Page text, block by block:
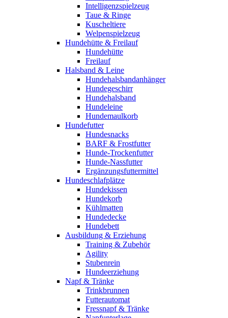
Intelligenzspielzeug
Taue & Ringe
Kuscheltiere
Welpenspielzeug
Hundehütte & Freilauf
Hundehütte
Freilauf
Halsband & Leine
Hundehalsbandanhänger
Hundegeschirr
Hundehalsband
Hundeleine
Hundemaulkorb
Hundefutter
Hundesnacks
BARF & Frostfutter
Hunde-Trockenfutter
Hunde-Nassfutter
Ergänzungsfuttermittel
Hundeschlafplätze
Hundekissen
Hundekorb
Kühlmatten
Hundedecke
Hundebett
Ausbildung & Erziehung
Training & Zubehör
Agility
Stubenrein
Hundeerziehung
Napf & Tränke
Trinkbrunnen
Futterautomat
Fressnapf & Tränke